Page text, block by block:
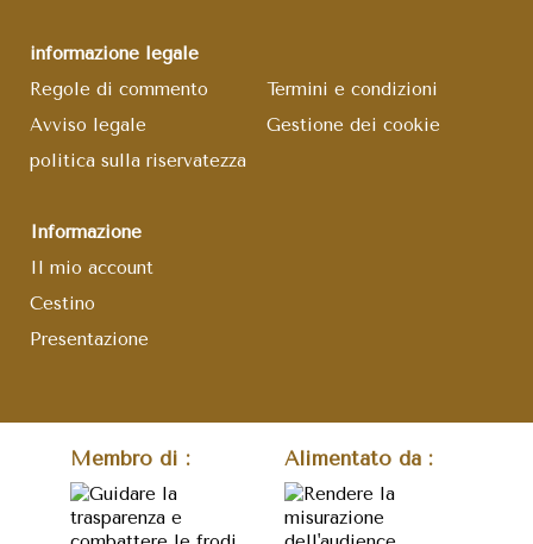
informazione legale
Regole di commento
Termini e condizioni
Avviso legale
Gestione dei cookie
politica sulla riservatezza
Informazione
Il mio account
Cestino
Presentazione
Membro di : Alimentato da :